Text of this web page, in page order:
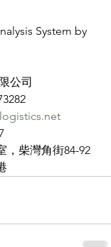
公司
，柴灣角街84-92